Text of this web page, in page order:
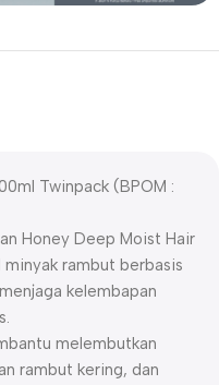
Twinpack (BPOM :
Honey Deep Moist Hair
minyak rambut berbasis
kelembapan
melembutkan
rambut kering, dan